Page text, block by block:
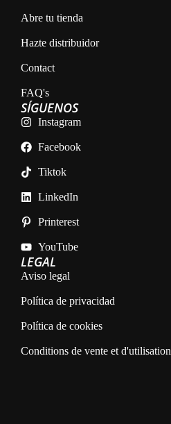
Abre tu tienda
Hazte distribuidor
Contact
FAQ's
LEGAL
Aviso legal
Política de privacidad
Política de cookies
Conditions de vente et d'utilisation
SÍGUENOS
Instagram
Facebook
Tiktok
LinkedIn
Printerest
YouTube